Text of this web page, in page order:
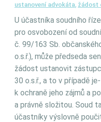
ustanovení advokáta, žádost
U účastníka soudního
pro osvobození od
č. 99/163 Sb.
o.s.ř.), může předseda
žádost ustanovit
30 o.s.ř., a to v případě
k ochraně jeho zájmů a
a právně složitou. Soud
účastníky výslovně